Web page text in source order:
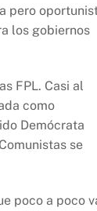
pero
los gobiernos
FPL. Casi al
como
Demócrata
se
poco a poco